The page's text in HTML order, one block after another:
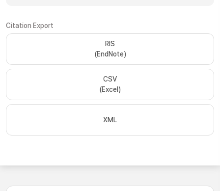
Citation Export
RIS
(EndNote)
CSV
(Excel)
XML